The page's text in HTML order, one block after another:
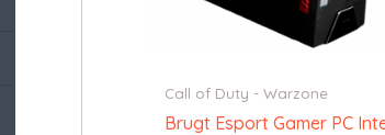
Call of Duty - Warzone
Brugt Esport Gamer PC